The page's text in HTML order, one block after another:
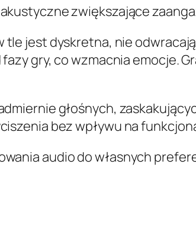
zwiększające
jest dyskretna, nie
gry, co wzmacnia emocje.
głośnych,
bez wpływu na
audio do własnych